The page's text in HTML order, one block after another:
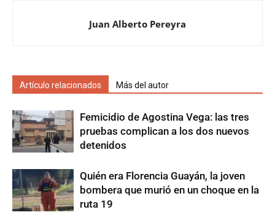
Juan Alberto Pereyra
Artículo relacionados Más del autor
Femicidio de Agostina Vega: las tres
pruebas complican a los dos nuevos
detenidos
Quién era Florencia Guayán, la joven
bombera que murió en un choque en la
ruta 19